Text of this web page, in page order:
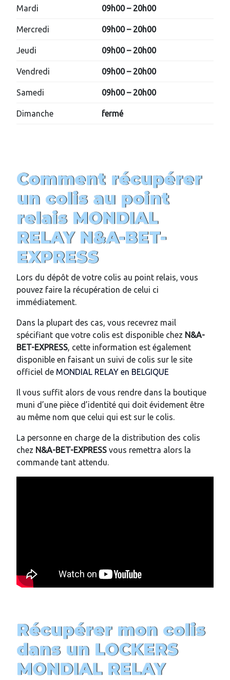
Mardi 09h00 – 20h00
Mercredi 09h00 – 20h00
Jeudi 09h00 – 20h00
Vendredi 09h00 – 20h00
Samedi 09h00 – 20h00
Dimanche fermé
Comment récupérer
un colis au point
relais MONDIAL
RELAY N&A-BET-
EXPRESS
Lors du dépôt de votre colis au point relais, vous
pouvez faire la récupération de celui ci
immédiatement.
Dans la plupart des cas, vous recevrez mail
spécifiant que votre colis est disponible chez N&A-
BET-EXPRESS, cette information est également
disponible en faisant un suivi de colis sur le site
officiel de MONDIAL RELAY en BELGIQUE
Il vous suffit alors de vous rendre dans la boutique
muni d’une pièce d’identité qui doit évidement être
au même nom que celui qui est sur le colis.
La personne en charge de la distribution des colis
chez N&A-BET-EXPRESS vous remettra alors la
commande tant attendu.
Récupérer mon colis
dans un LOCKERS
MONDIAL RELAY